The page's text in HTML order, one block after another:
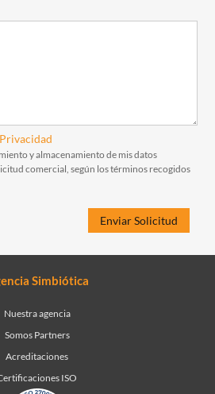
y almacenamiento de mis datos
comercial, según los términos recogidos
Simbiótica
Nuestra agencia
Somos Partners
Acreditaciones
ISO